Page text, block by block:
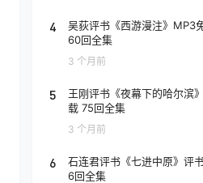
4
吴荻评书《西游漫注》MP3
60回全集
3 个月前
5
王刚评书《夜幕下的哈尔滨
载 75回全集
3 个月前
6
石连君评书《七进中原》评
6回全集